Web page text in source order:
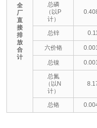
全
厂
直
接
排
放
合
计
总磷
（以P
计）
总锌
六价铬
总镍
总氮
（以N
计）
总铬